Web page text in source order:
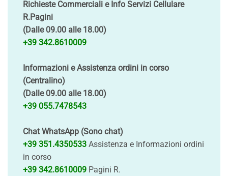
Richieste Commerciali e Info Servizi Cellulare
R.Pagini
(Dalle 09.00 alle 18.00)
+39 342.8610009
Informazioni e Assistenza ordini in corso
(Centralino)
(Dalle 09.00 alle 18.00)
+39 055.7478543
Chat WhatsApp (Sono chat)
+39 351.4350533 Assistenza e Informazioni ordini
in corso
+39 342.8610009 Pagini R.